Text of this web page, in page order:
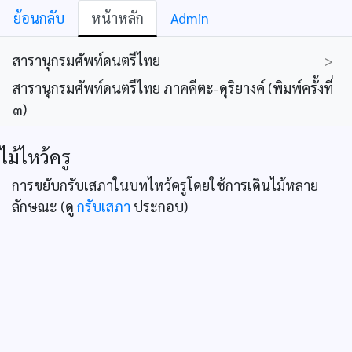
ย้อนกลับ หน้าหลัก Admin
สารานุกรมศัพท์ดนตรีไทย
>
สารานุกรมศัพท์ดนตรีไทย ภาคคีตะ-ดุริยางค์ (พิมพ์ครั้งที่
๓)
ไม้ไหว้ครู
การขยับกรับเสภาในบทไหว้ครูโดยใช้การเดินไม้หลาย
ลักษณะ (ดู กรับเสภา ประกอบ)